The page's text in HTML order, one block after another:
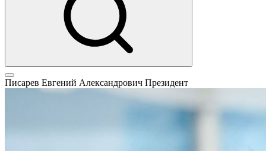
Писарев Евгений Александрович Президент